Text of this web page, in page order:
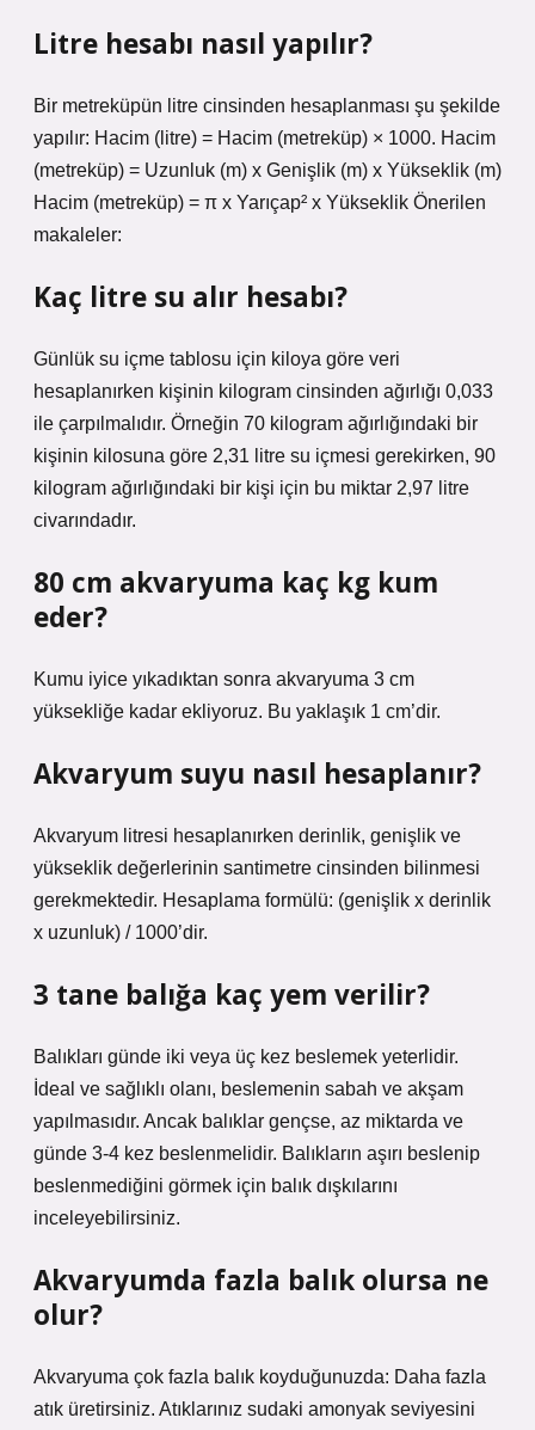
Litre hesabı nasıl yapılır?
Bir metreküpün litre cinsinden hesaplanması şu şekilde
yapılır: Hacim (litre) = Hacim (metreküp) × 1000. Hacim
(metreküp) = Uzunluk (m) x Genişlik (m) x Yükseklik (m)
Hacim (metreküp) = π x Yarıçap² x Yükseklik Önerilen
makaleler:
Kaç litre su alır hesabı?
Günlük su içme tablosu için kiloya göre veri
hesaplanırken kişinin kilogram cinsinden ağırlığı 0,033
ile çarpılmalıdır. Örneğin 70 kilogram ağırlığındaki bir
kişinin kilosuna göre 2,31 litre su içmesi gerekirken, 90
kilogram ağırlığındaki bir kişi için bu miktar 2,97 litre
civarındadır.
80 cm akvaryuma kaç kg kum
eder?
Kumu iyice yıkadıktan sonra akvaryuma 3 cm
yüksekliğe kadar ekliyoruz. Bu yaklaşık 1 cm’dir.
Akvaryum suyu nasıl hesaplanır?
Akvaryum litresi hesaplanırken derinlik, genişlik ve
yükseklik değerlerinin santimetre cinsinden bilinmesi
gerekmektedir. Hesaplama formülü: (genişlik x derinlik
x uzunluk) / 1000’dir.
3 tane balığa kaç yem verilir?
Balıkları günde iki veya üç kez beslemek yeterlidir.
İdeal ve sağlıklı olanı, beslemenin sabah ve akşam
yapılmasıdır. Ancak balıklar gençse, az miktarda ve
günde 3-4 kez beslenmelidir. Balıkların aşırı beslenip
beslenmediğini görmek için balık dışkılarını
inceleyebilirsiniz.
Akvaryumda fazla balık olursa ne
olur?
Akvaryuma çok fazla balık koyduğunuzda: Daha fazla
atık üretirsiniz. Atıklarınız sudaki amonyak seviyesini